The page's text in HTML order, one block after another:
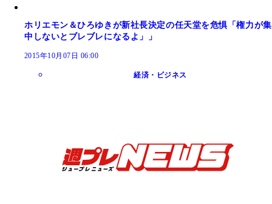
ホリエモン＆ひろゆきが新社長決定の任天堂を危惧「権力が集
中しないとブレブレになるよ」」
2015年10月07日 06:00
経済・ビジネス